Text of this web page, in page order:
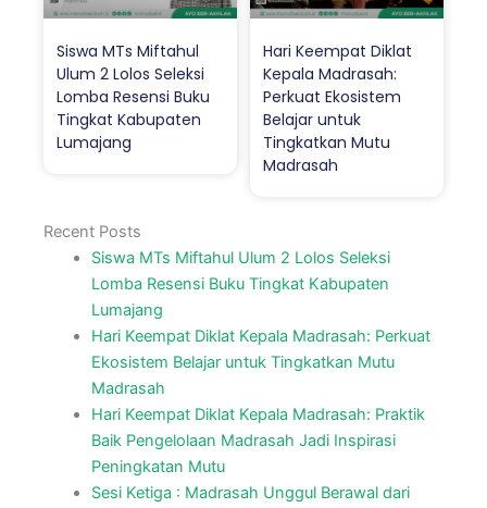
Siswa MTs Miftahul
Ulum 2 Lolos Seleksi
Lomba Resensi Buku
Tingkat Kabupaten
Lumajang
Hari Keempat Diklat
Kepala Madrasah:
Perkuat Ekosistem
Belajar untuk
Tingkatkan Mutu
Madrasah
Recent Posts
Siswa MTs Miftahul Ulum 2 Lolos Seleksi
Lomba Resensi Buku Tingkat Kabupaten
Lumajang
Hari Keempat Diklat Kepala Madrasah: Perkuat
Ekosistem Belajar untuk Tingkatkan Mutu
Madrasah
Hari Keempat Diklat Kepala Madrasah: Praktik
Baik Pengelolaan Madrasah Jadi Inspirasi
Peningkatan Mutu
Sesi Ketiga : Madrasah Unggul Berawal dari